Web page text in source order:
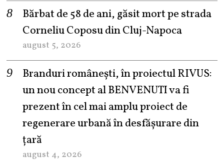
Bărbat de 58 de ani, găsit mort pe strada
Corneliu Coposu din Cluj-Napoca
august 5, 2026
Branduri românești, în proiectul RIVUS:
un nou concept al BENVENUTI va fi
prezent în cel mai amplu proiect de
regenerare urbană în desfășurare din
țară
august 4, 2026